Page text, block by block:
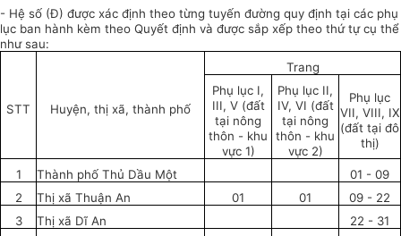
- Hệ số (Đ) được xác định theo từng tuyến đường quy định tại các phụ
lục ban hành kèm theo Quyết định và được sắp xếp theo thứ tự cụ thể
như sau:
STT Huyện, thị xã, thành phố
Trang
Phụ lục I,
III, V (đất
tại nông
thôn - khu
vực 1)
Phụ lục II,
IV, VI (đất
tại nông
thôn - khu
vực 2)
Phụ lục
VII, VIII, IX
(đất tại đô
thị)
1 Thành phố Thủ Dầu Một 01 - 09
2
Thị xã Thuận An 01 01 09 - 22
3
Thị xã Dĩ An 22 - 31